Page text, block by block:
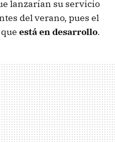
lanzarían su servicio
del verano, pues el
está en desarrollo.